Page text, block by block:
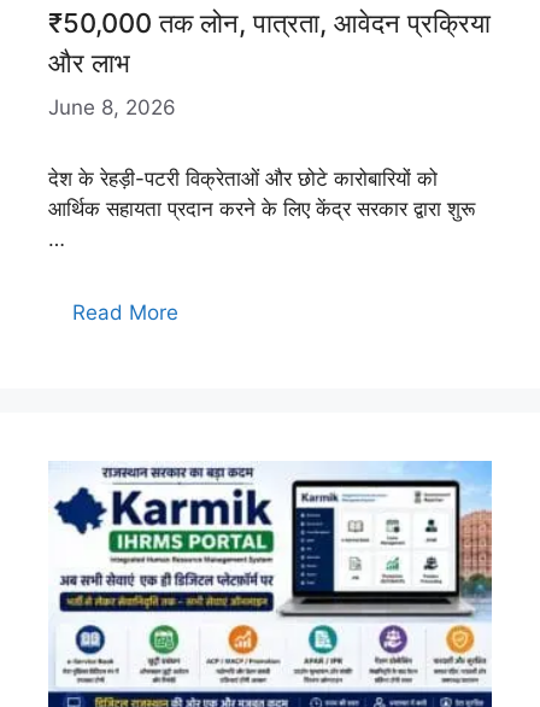
₹50,000 तक लोन, पात्रता, आवेदन प्रक्रिया
और लाभ
June 8, 2026
देश के रेहड़ी-पटरी विक्रेताओं और छोटे कारोबारियों को
आर्थिक सहायता प्रदान करने के लिए केंद्र सरकार द्वारा शुरू
…
Read More